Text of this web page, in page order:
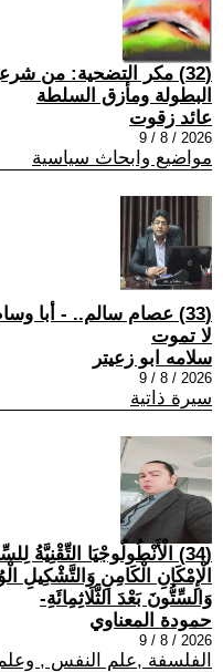
(32) مكر التضحية: من
البطولة ومأزق السلطة
عائد زقوت
2026 / 8 / 9
مواضيع وابحاث سياسية
(33) عصام سالم.. - أبا
لا تموت
سلامه ابو زعيتر
2026 / 8 / 9
سيرة ذاتية
(34) الْأَنْطُولُوجْيَا
الْإِمْكَانِ الْكَامِنِ وَالتَّشْكِيلِ
وَالسِّتُّونَ بَعْدَ الثَّلَاثِمِائَةِ-
حمودة المعناوي
2026 / 8 / 9
الفلسفة ,علم النفس , وعلم